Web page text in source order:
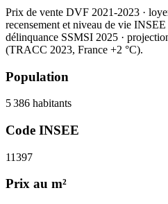
Prix de vente DVF 2021-2023 ·
recensement et niveau de vie INSEE
délinquance SSMSI 2025 ·
(TRACC 2023, France +2 °C).
Population
5 386 habitants
Code INSEE
11397
Prix au m²